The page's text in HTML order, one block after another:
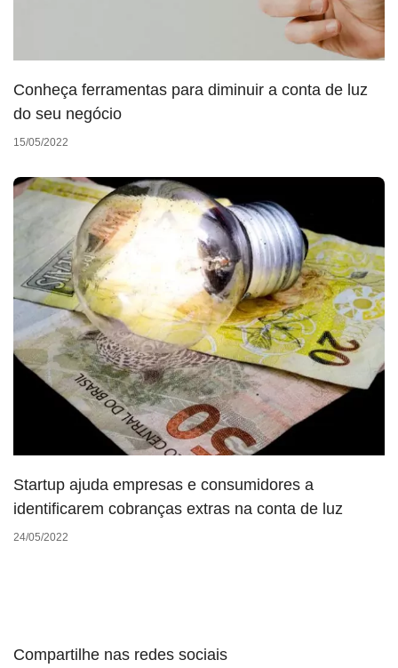
Conheça ferramentas para diminuir a conta de luz
do seu negócio
15/05/2022
Startup ajuda empresas e consumidores a
identificarem cobranças extras na conta de luz
24/05/2022
Compartilhe nas redes sociais